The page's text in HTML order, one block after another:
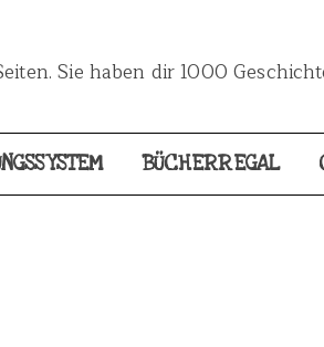
Sie haben dir 1000
BÜCHERREGAL